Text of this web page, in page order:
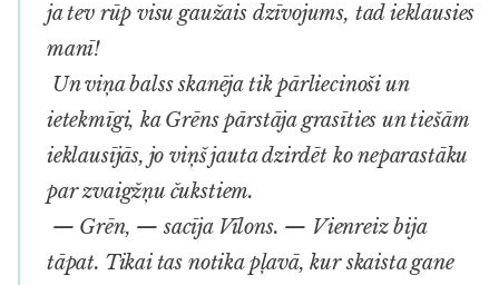
ja tev rūp visu gaužais dzīvojums, tad ieklausies
manī!
Un viņa balss skanēja tik pārliecinoši un
ietekmīgi, ka Grēns pārstāja grasīties un tiešām
ieklausījās, jo viņš jauta dzirdēt ko neparastāku
par zvaigžņu čukstiem.
— Grēn, — sacīja Vīlons. — Vienreiz bija
tāpat. Tikai tas notika pļavā, kur skaista gane